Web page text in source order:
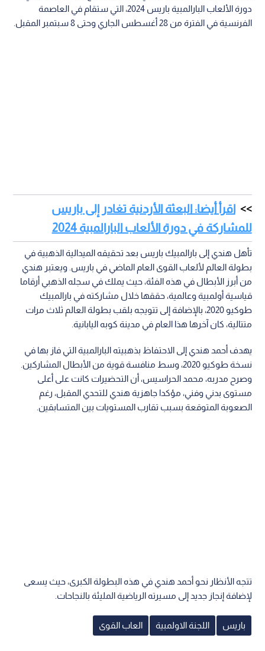
دورة الألعاب البارالمبية باريس 2024، التي ستقام في العاصمة
الفرنسية في الفترة من 28 أغسطس الجاري وحتى 8 سبتمبر المقبل.
اقرأ أيضا: البعثة الأردنية تغادر إلى باريس
للمشاركة في دورة الألعاب البارالمبية 2024
تأهل هندي إلى بارالمبيك باريس بعد تحقيقه الميدالية الذهبية في
بطولة العالم لألعاب القوى العام الماضي في باريس. ويعتبر هندي
من أبرز الأبطال في هذه الفئة، حيث يملك في سجله الذهبي أرقاما
قياسية أولمبية وعالمية، حققها خلال مشاركته في بارالمبيك
طوكيو 2020، بالإضافة إلى تتويجه بلقب بطولة العالم ثلاث مرات
متتالية، كان آخرها هذا العام في مدينة كوبه اليابانية.
يهدف أحمد هندي إلى الاحتفاظ بذهبيته البارالمبية التي فاز بها في
نسخة طوكيو 2020، وسط منافسة قوية من الأبطال المشاركين.
وصرح مدربه، محمد الحراسيس، أن التحضيرات كانت على أعلى
مستوى بدني وفني، مؤكدا جاهزية هندي للتحدي المقبل، رغم
الصعوبة المتوقعة بسبب تقارب المستويات بين المتسابقين.
تتجه الأنظار نحو أحمد هندي في هذه البطولة الكبرى، حيث يسعى
لإضافة إنجاز جديد إلى مسيرته الرياضية المليئة بالنجاحات.
باريس اللجنة الاولمبية العاب القوى